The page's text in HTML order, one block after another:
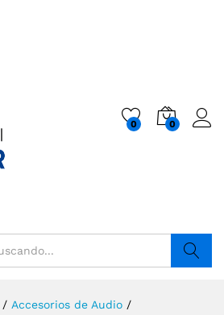
0 0
/ Accesorios de Audio /